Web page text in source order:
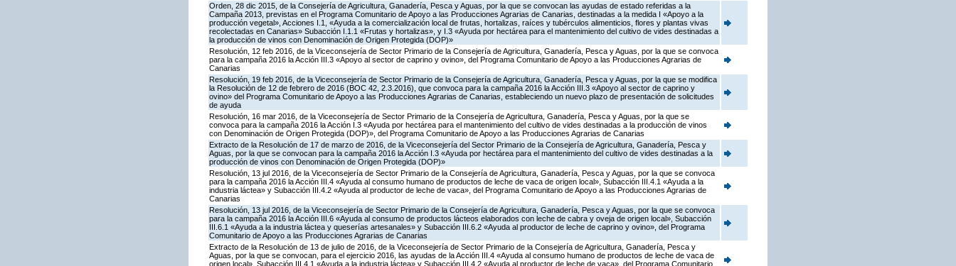
Orden, 28 dic 2015, de la Consejería de Agricultura, Ganadería, Pesca y Aguas, por la que se convocan las ayudas de estado referidas a la
Campaña 2013, previstas en el Programa Comunitario de Apoyo a las Producciones Agrarias de Canarias, destinadas a la medida I «Apoyo a la
producción vegetal», Acciones I.1, «Ayuda a la comercialización local de frutas, hortalizas, raíces y tubérculos alimenticios, flores y plantas vivas
recolectadas en Canarias» Subacción I.1.1 «Frutas y hortalizas», y I.3 «Ayuda por hectárea para el mantenimiento del cultivo de vides destinadas a
la producción de vinos con Denominación de Origen Protegida (DOP)»
Resolución, 12 feb 2016, de la Viceconsejería de Sector Primario de la Consejería de Agricultura, Ganadería, Pesca y Aguas, por la que se convoca
para la campaña 2016 la Acción III.3 «Apoyo al sector de caprino y ovino», del Programa Comunitario de Apoyo a las Producciones Agrarias de
Canarias
Resolución, 19 feb 2016, de la Viceconsejería de Sector Primario de la Consejería de Agricultura, Ganadería, Pesca y Aguas, por la que se modifica
la Resolución de 12 de febrero de 2016 (BOC 42, 2.3.2016), que convoca para la campaña 2016 la Acción III.3 «Apoyo al sector de caprino y
ovino» del Programa Comunitario de Apoyo a las Producciones Agrarias de Canarias, estableciendo un nuevo plazo de presentación de solicitudes
de ayuda
Resolución, 16 mar 2016, de la Viceconsejería de Sector Primario de la Consejería de Agricultura, Ganadería, Pesca y Aguas, por la que se
convoca para la campaña 2016 la Acción I.3 «Ayuda por hectárea para el mantenimiento del cultivo de vides destinadas a la producción de vinos
con Denominación de Origen Protegida (DOP)», del Programa Comunitario de Apoyo a las Producciones Agrarias de Canarias
Extracto de la Resolución de 17 de marzo de 2016, de la Viceconsejería del Sector Primario de la Consejería de Agricultura, Ganadería, Pesca y
Aguas, por la que se convocan para la campaña 2016 la Acción I.3 «Ayuda por hectárea para el mantenimiento del cultivo de vides destinadas a la
producción de vinos con Denominación de Origen Protegida (DOP)»
Resolución, 13 jul 2016, de la Viceconsejería de Sector Primario de la Consejería de Agricultura, Ganadería, Pesca y Aguas, por la que se convoca
para la campaña 2016 la Acción III.4 «Ayuda al consumo humano de productos de leche de vaca de origen local», Subacción III.4.1 «Ayuda a la
industria láctea» y Subacción III.4.2 «Ayuda al productor de leche de vaca», del Programa Comunitario de Apoyo a las Producciones Agrarias de
Canarias
Resolución, 13 jul 2016, de la Viceconsejería de Sector Primario de la Consejería de Agricultura, Ganadería, Pesca y Aguas, por la que se convoca
para la campaña 2016 la Acción III.6 «Ayuda al consumo de productos lácteos elaborados con leche de cabra y oveja de origen local», Subacción
III.6.1 «Ayuda a la industria láctea y queserías artesanales» y Subacción III.6.2 «Ayuda al productor de leche de caprino y ovino», del Programa
Comunitario de Apoyo a las Producciones Agrarias de Canarias
Extracto de la Resolución de 13 de julio de 2016, de la Viceconsejería de Sector Primario de la Consejería de Agricultura, Ganadería, Pesca y
Aguas, por la que se convocan, para el ejercicio 2016, las ayudas de la Acción III.4 «Ayuda al consumo humano de productos de leche de vaca de
origen local», Subacción III.4.1 «Ayuda a la industria láctea» y Subacción III.4.2 «Ayuda al productor de leche de vaca», del Programa Comunitario